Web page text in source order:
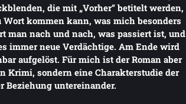
die mit „Vorher“ betitelt werden,
Wort kommen kann, was mich besonders
man nach und nach, was passiert ist, und
immer neue Verdächtige. Am Ende wird
aufgelöst. Für mich ist der Roman aber
Krimi, sondern eine Charakterstudie der
Beziehung untereinander.